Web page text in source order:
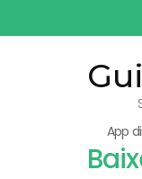
para
App